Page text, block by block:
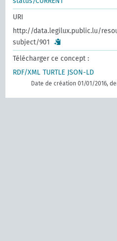
URI
http://data.legilux.public.lu/
subject/901
Télécharger ce concept :
RDF/XML TURTLE JSON-LD
Date de création 01/01/2016,